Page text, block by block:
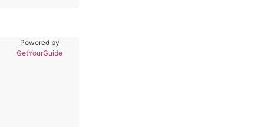
Powered by
GetYourGuide